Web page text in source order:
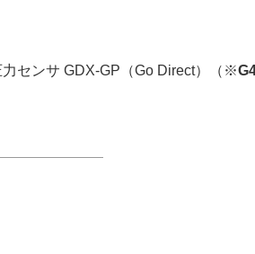
力センサ GDX-GP（Go Direct）（※